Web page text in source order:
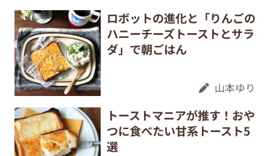
ロボットの進化と「りんごの
ハニーチーズトーストとサラ
ダ」で朝ごはん
山本ゆり
トーストマニアが推す！おや
つに食べたい甘系トースト5
選